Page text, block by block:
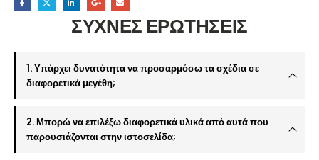
ΣΥΧΝΕΣ ΕΡΩΤΗΣΕΙΣ
1. Υπάρχει δυνατότητα να προσαρμόσω τα σχέδια σε
διαφορετικά μεγέθη;
2. Μπορώ να επιλέξω διαφορετικά υλικά από αυτά που
παρουσιάζονται στην ιστοσελίδα;